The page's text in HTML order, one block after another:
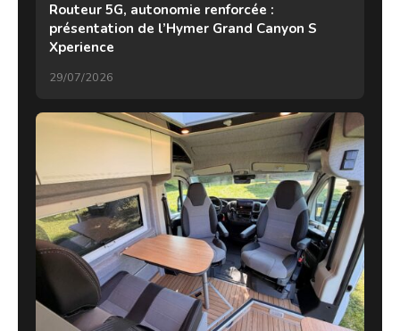
Routeur 5G, autonomie renforcée :
présentation de l’Hymer Grand Canyon S
Xperience
29/07/2026